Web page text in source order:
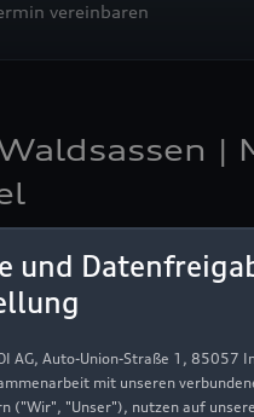
und
AG, Auto-Union-Straße 1, 85057
mit unseren
("Wir", "Unser"), nutzen auf
vereinbaren
|